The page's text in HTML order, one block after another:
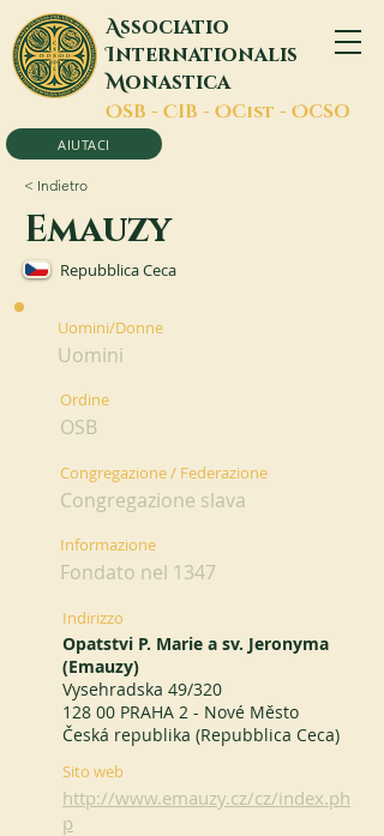
Associatio
Internationalis
Monastica
OSB - CIB - OCist - OCSO
AIUTACI
< Indietro
Emauzy
Repubblica Ceca
Uomini/Donne
Uomini
Ordine
OSB
Congregazione / Federazione
Congregazione slava
Informazione
Fondato nel 1347
Indirizzo
Opatstvi P. Marie a sv. Jeronyma
(Emauzy)
Vysehradska 49/320
128 00 PRAHA 2 - Nové Město
Česká republika (Repubblica Ceca)
Sito web
http://www.emauzy.cz/cz/index.ph
p